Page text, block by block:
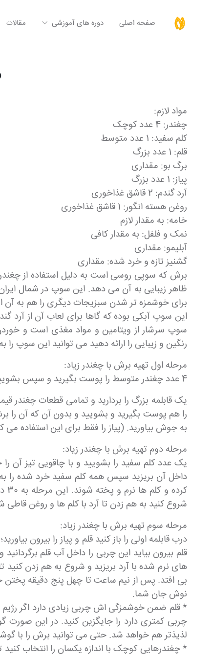
صفحه اصلی دوره های آموزشی مقالات
مواد لازم:
چغندر: 4 عدد کوچک
کلم سفید: 1 عدد متوسط
قلم: 1 عدد بزرگ
برگ بو: مقداری
پیاز: 1 عدد بزرگ
آرد گندم: 2 قاشق غذاخوری
روغن هسته انگور: 1 قاشق غذاخوری
خامه: به مقدار لازم
نمک و فلفل: به مقدار کافی
آبلیمو: مقداری
گشنیز تازه و خرد شده: مقداری
برش که سوپی روسی است به دلیل استفاده از
ظاهر زیبایی به آن می دهد. این سوپ در شمال
برای خوشمزه تر شدن سبزیجات دیگری را هم به آن
این سوپ آبکی بوده که گاها برای لعاب آن از آرد
سوپ سرشار از ویتامین و مواد مغذی است و
رنگین و زیبایی را ارائه دهید می توانید این سوپ
مرحله اول تهیه برش با چغندر زیاد:
4 عدد چغندر متوسط را پوست بگیرید و سپس بشویید و به کمک یک چاقوی بزرگ و تیز به قطعات کوچک قیمه کنید(به اندازه حبه های قند یا مقداری بزرگتر).
یک قابلمه بزرگ را بردارید و تمامی قطعات چغندر
را هم پوست بگیرید و بشویید و بدون آن که آن را
به جوش بیاورید. (پیاز را فقط برای این استفاده
مرحله دوم تهیه برش با چغندر زیاد:
داخل آن بریزید سپس همه کلم سفید خرد شده را به
شروع کنید به هم زدن تا آرد با کلم ها و روغن قاطی
مرحله سوم تهیه برش با چغندر زیاد:
درب قابلمه اولی را باز کنید قلم و پیاز را بیرون
قلم بیرون بیاید این چربی را داخل آب قلم
های نرم شده با آرد بریزید و شروع به هم زدن کنید
بی افتد. پس از نیم ساعت تا چهل پنج دقیقه پختن
نوش جان شما.
* قلم ضمن خوشمزگی اش چربی زیادی دارد اگر رژیم
چربی کمتری دارد را جایگزین کنید. در این
لذیذتر هم خواهد شد. حتی می توانید برش را با
* چغندرهایی کوچک با اندازه یکسان را انتخاب